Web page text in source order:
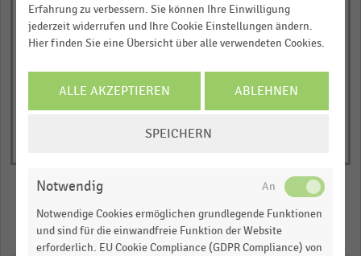
to
0.99897.
View
Vergleich zum Vorjahresquartal
© Handelsdaten 2026
End
chart
Merken Teilen
Erfahrung zu verbessern. Sie können Ihre Einwilligung
jederzeit widerrufen und Ihre Cookie Einstellungen ändern.
Hier finden Sie eine Übersicht über alle verwendeten Cookies.
ALLE AKZEPTIEREN ABLEHNEN
SPEICHERN
Notwendig
Notwendige Cookies ermöglichen grundlegende Funktionen
und sind für die einwandfreie Funktion der Website
erforderlich. EU Cookie Compliance (GDPR Compliance) von